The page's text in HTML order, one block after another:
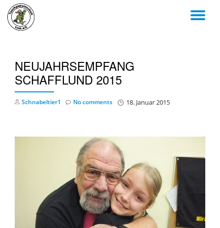
Skip
NEUJAHRSEMPFANG
SCHAFFLUND 2015
Schnabeltier1 18. Januar 2015
No comments